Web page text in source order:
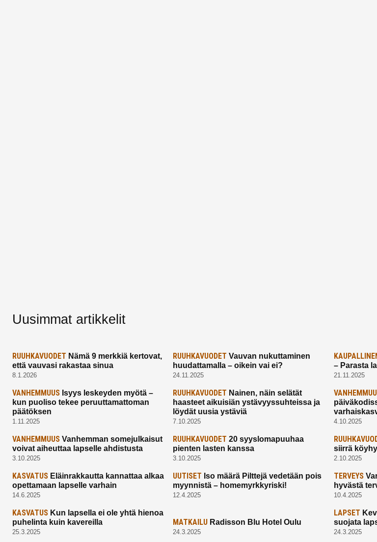
Uusimmat artikkelit
RUUHKAVUODET Nämä 9 merkkiä kertovat,
että vauvasi rakastaa sinua
8.1.2026
RUUHKAVUODET Vauvan nukuttaminen
huudattamalla – oikein vai ei?
24.11.2025
– Parasta
21.11.2025
VANHEMMUUS Isyys leskeyden myötä –
kun puoliso tekee peruuttamattoman
päätöksen
1.11.2025
RUUHKAVUODET Nainen, näin selätät
haasteet aikuisiän ystävyyssuhteissa ja
löydät uusia ystäviä
7.10.2025 4.10.2025
VANHEMMUUS Vanhemman somejulkaisut
voivat aiheuttaa lapselle ahdistusta
3.10.2025
RUUHKAVUODET 20 syyslomapuuhaa
pienten lasten kanssa
3.10.2025
siirrä
2.10.2025
KASVATUS Eläinrakkautta kannattaa alkaa
opettamaan lapselle varhain
14.6.2025
UUTISET Iso määrä Pilttejä vedetään pois
myynnistä – homemyrkkyriski!
12.4.2025
TERVEYS
hyvästä
10.4.2025
KASVATUS Kun lapsella ei ole yhtä hienoa
puhelinta kuin kavereilla
25.3.2025
MATKAILU Radisson Blu Hotel Oulu
24.3.2025
LAPSET
suojata
24.3.2025